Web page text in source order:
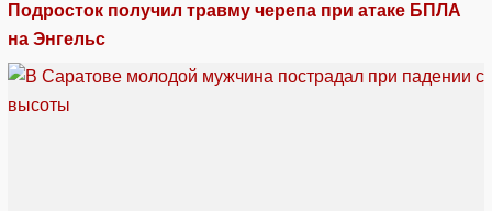
Подросток получил травму черепа при атаке БПЛА
на Энгельс